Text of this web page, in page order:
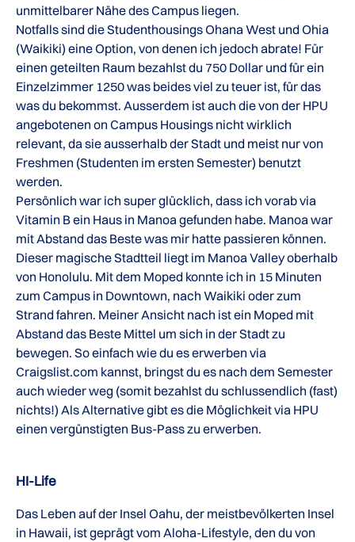
unmittelbarer Nähe des Campus liegen.
Notfalls sind die Studenthousings Ohana West und Ohia
(Waikiki) eine Option, von denen ich jedoch abrate! Für
einen geteilten Raum bezahlst du 750 Dollar und für ein
Einzelzimmer 1250 was beides viel zu teuer ist, für das
was du bekommst. Ausserdem ist auch die von der HPU
angebotenen on Campus Housings nicht wirklich
relevant, da sie ausserhalb der Stadt und meist nur von
Freshmen (Studenten im ersten Semester) benutzt
werden.
Persönlich war ich super glücklich, dass ich vorab via
Vitamin B ein Haus in Manoa gefunden habe. Manoa war
mit Abstand das Beste was mir hatte passieren können.
Dieser magische Stadtteil liegt im Manoa Valley oberhalb
von Honolulu. Mit dem Moped konnte ich in 15 Minuten
zum Campus in Downtown, nach Waikiki oder zum
Strand fahren. Meiner Ansicht nach ist ein Moped mit
Abstand das Beste Mittel um sich in der Stadt zu
bewegen. So einfach wie du es erwerben via
Craigslist.com kannst, bringst du es nach dem Semester
auch wieder weg (somit bezahlst du schlussendlich (fast)
nichts!) Als Alternative gibt es die Möglichkeit via HPU
einen vergünstigten Bus-Pass zu erwerben.
HI-Life
Das Leben auf der Insel Oahu, der meistbevölkerten Insel
in Hawaii, ist geprägt vom Aloha-Lifestyle, den du von